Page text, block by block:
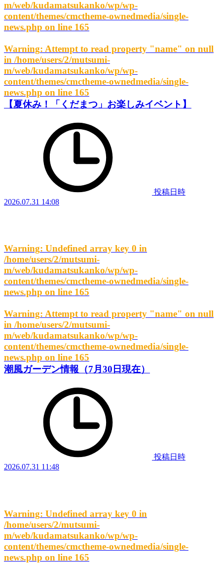
m/web/kudamatsukanko/wp/wp-
content/themes/cmctheme-ownedmedia/single-
news.php on line 165
Warning: Attempt to read property "name" on null
in /home/users/2/mutsumi-
m/web/kudamatsukanko/wp/wp-
content/themes/cmctheme-ownedmedia/single-
news.php on line 165
【夏休み！「くだまつ」お楽しみイベント】
投稿日時
2026.07.31 14:08
Warning: Undefined array key 0 in
/home/users/2/mutsumi-
m/web/kudamatsukanko/wp/wp-
content/themes/cmctheme-ownedmedia/single-
news.php on line 165
Warning: Attempt to read property "name" on null
in /home/users/2/mutsumi-
m/web/kudamatsukanko/wp/wp-
content/themes/cmctheme-ownedmedia/single-
news.php on line 165
潮風ガーデン情報（7月30日現在）
投稿日時
2026.07.31 11:48
Warning: Undefined array key 0 in
/home/users/2/mutsumi-
m/web/kudamatsukanko/wp/wp-
content/themes/cmctheme-ownedmedia/single-
news.php on line 165